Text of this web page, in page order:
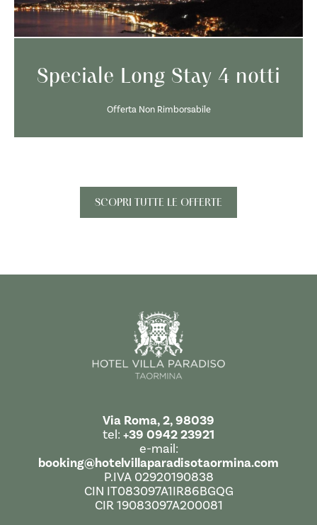
Speciale Long Stay 4 notti
Offerta Non Rimborsabile
SCOPRI TUTTE LE OFFERTE
Via Roma, 2, 98039
tel: +39 0942 23921
e-mail:
booking@hotelvillaparadisotaormina.com
P.IVA 02920190838
CIN IT083097A1IR86BGQG
CIR 19083097A200081